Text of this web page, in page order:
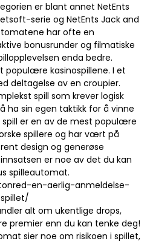
er blant annet NetEnts
serie og NetEnts Jack and
har ofte en
bonusrunder og filmatiske
enda bedre.
populære kasinospillene. I et
deltagelse av en croupier.
spill som krever logisk
ha sin egen taktikk for å vinne
er en av de mest populære
spillere og har vært på
design og generøse
er noe av det du kan
spilleautomat.
en-aerlig-anmeldelse-
alt om ukentlige drops,
premier enn du kan tenke deg!
sier noe om risikoen i spillet,